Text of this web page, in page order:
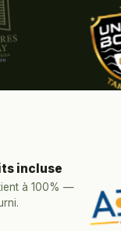
incluse
à 100% —